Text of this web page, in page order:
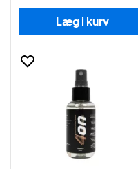
Læg i kurv